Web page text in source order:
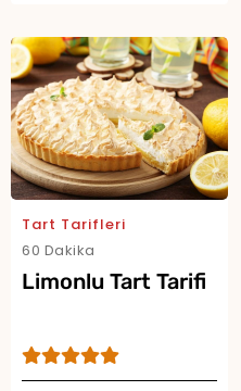
Tart Tarifleri
60 Dakika
Limonlu Tart Tarifi